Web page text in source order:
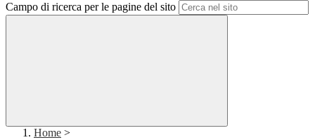
Campo di ricerca per le pagine del sito
Home >